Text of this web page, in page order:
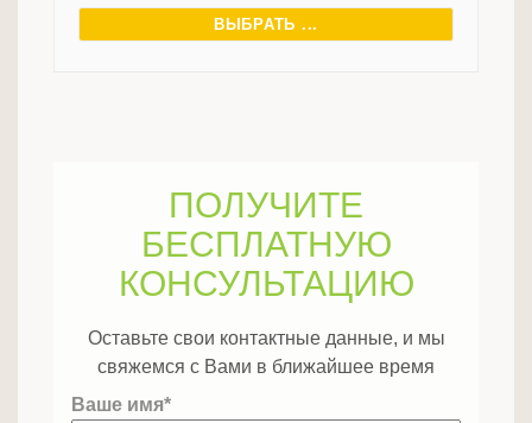
ВЫБРАТЬ ...
ПОЛУЧИТЕ
БЕСПЛАТНУЮ
КОНСУЛЬТАЦИЮ
Оставьте свои контактные данные, и мы
свяжемся с Вами в ближайшее время
Ваше имя*